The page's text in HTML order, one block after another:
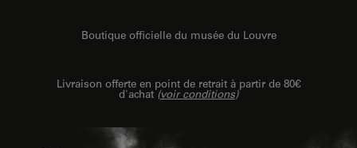
Boutique officielle du musée du Louvre
Livraison offerte en point de retrait à partir de 80€
d'achat (voir conditions)